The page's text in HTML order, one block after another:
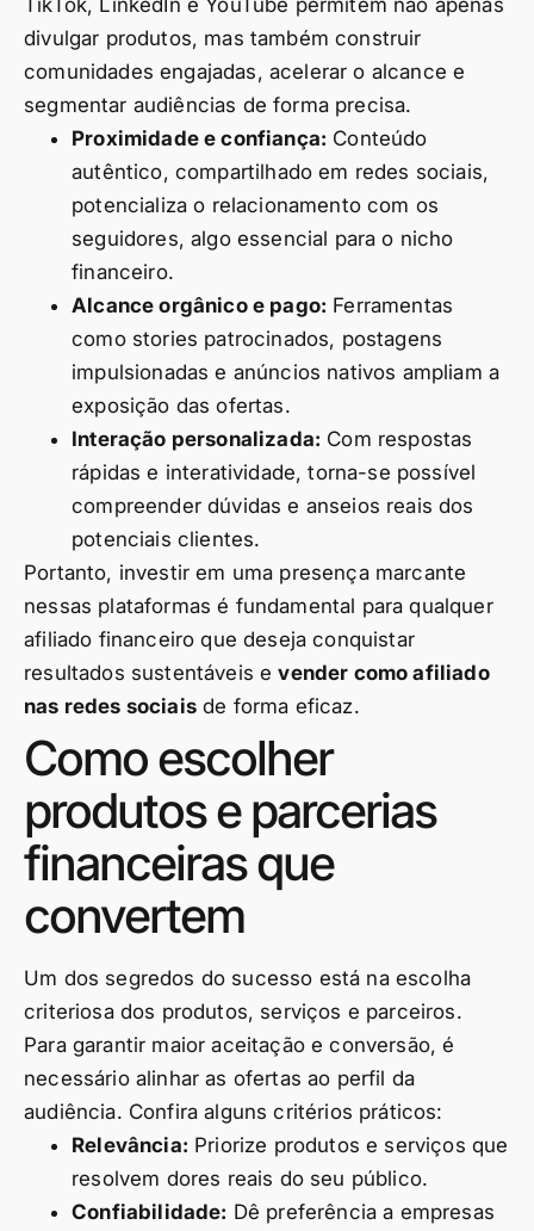
divulgar produtos, mas também construir
comunidades engajadas, acelerar o alcance e
segmentar audiências de forma precisa.
Proximidade e confiança: Conteúdo
autêntico, compartilhado em redes sociais,
potencializa o relacionamento com os
seguidores, algo essencial para o nicho
financeiro.
Alcance orgânico e pago: Ferramentas
como stories patrocinados, postagens
impulsionadas e anúncios nativos ampliam a
exposição das ofertas.
Interação personalizada: Com respostas
rápidas e interatividade, torna-se possível
compreender dúvidas e anseios reais dos
potenciais clientes.
Portanto, investir em uma presença marcante
nessas plataformas é fundamental para qualquer
afiliado financeiro que deseja conquistar
resultados sustentáveis evender como afiliado
nas redes sociaisde forma eficaz.
Como escolher
produtos e parcerias
financeiras que
convertem
Um dos segredos do sucesso está na escolha
criteriosa dos produtos, serviços e parceiros.
Para garantir maior aceitação e conversão, é
necessário alinhar as ofertas ao perfil da
audiência. Confira alguns critérios práticos:
Relevância: Priorize produtos e serviços que
resolvem dores reais do seu público.
Confiabilidade: Dê preferência a empresas